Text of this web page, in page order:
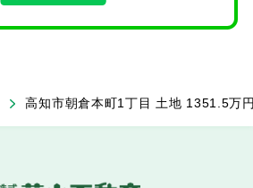
高知市朝倉本町1丁目 土地 1351.5万